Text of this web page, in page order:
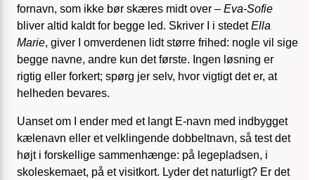
fornavn, som ikke bør skæres midt over – Eva-Sofie
bliver altid kaldt for begge led. Skriver I i stedetElla
Marie, giver I omverdenen lidt større frihed: nogle vil sige
begge navne, andre kun det første. Ingen løsning er
rigtig eller forkert; spørg jer selv, hvor vigtigt det er, at
helheden bevares.
Uanset om I ender med et langt E-navn med indbygget
kælenavn eller et velklingende dobbeltnavn, så test det
højt i forskellige sammenhænge: på legepladsen, i
skoleskemaet, på et visitkort. Lyder det naturligt? Er det